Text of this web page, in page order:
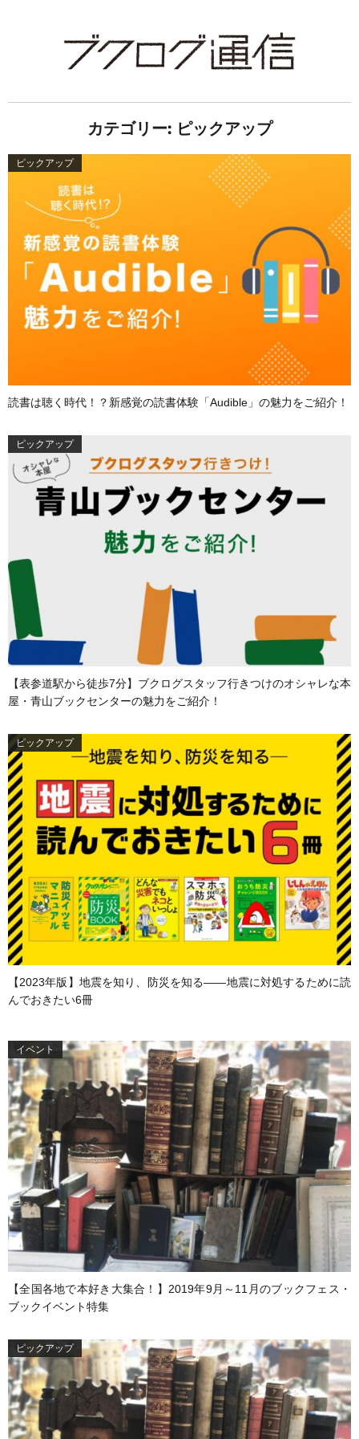
カテゴリー: ピックアップ
ピックアップ
読書は聴く時代！？新感覚の読書体験「Audible」の魅力をご紹介！
ピックアップ
【表参道駅から徒歩7分】ブクログスタッフ行きつけのオシャレな本
屋・青山ブックセンターの魅力をご紹介！
ピックアップ
【2023年版】地震を知り、防災を知る——地震に対処するために読
んでおきたい6冊
イベント
【全国各地で本好き大集合！】2019年9月～11月のブックフェス・
ブックイベント特集
ピックアップ